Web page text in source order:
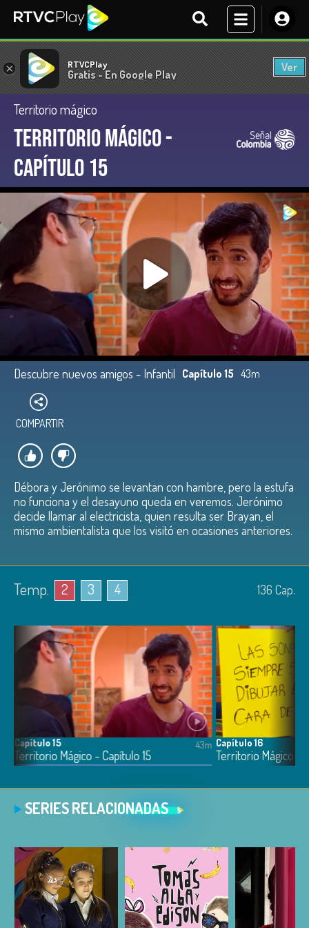
× RTVCPlay
Gratis - En Google Play
Ver
Territorio mágico
Territorio Mágico -
Capítulo 15
Descubre nuevos amigos - Infantil Capítulo 15 43m
COMPARTIR
Débora y Jerónimo se levantan con hambre, pero la estufa
no funciona y el desayuno queda en veremos. Jerónimo
decide llamar al electricista, quien resulta ser Brayan, el
mismo ambientalista que los visitó en ocasiones anteriores.
Temp. 2 3 4 136 Cap.
Capítulo 15
Territorio Mágico - Capítulo 15
43m Capítulo 16
Territorio Mágico -
SERIES RELACIONADAS